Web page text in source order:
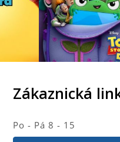
Zákaznická
Po - Pá 8 - 15